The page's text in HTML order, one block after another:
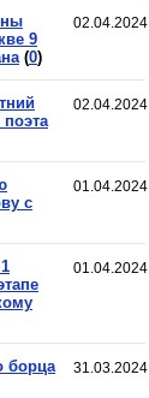
02.04.2024
9
(0)
02.04.2024
01.04.2024
с
01.04.2024
31.03.2024
борца